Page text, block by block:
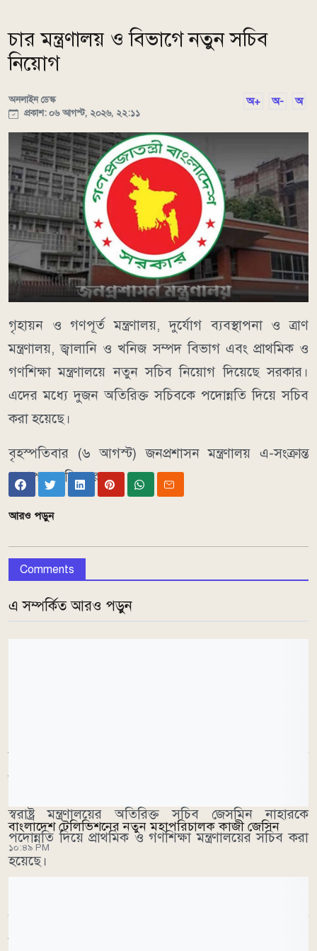
চার মন্ত্রণালয় ও বিভাগে নতুন সচিব
নিয়োগ
অনলাইন ডেস্ক
প্রকাশ: ০৬ আগস্ট, ২০২৬, ২২:১১
অ+ অ- অ
গৃহায়ন ও গণপূর্ত মন্ত্রণালয়, দুর্যোগ ব্যবস্থাপনা ও ত্রাণ
মন্ত্রণালয়, জ্বালানি ও খনিজ সম্পদ বিভাগ এবং প্রাথমিক ও
গণশিক্ষা মন্ত্রণালয়ে নতুন সচিব নিয়োগ দিয়েছে সরকার।
এদের মধ্যে দুজন অতিরিক্ত সচিবকে পদোন্নতি দিয়ে সচিব
করা হয়েছে।
বৃহস্পতিবার (৬ আগস্ট) জনপ্রশাসন মন্ত্রণালয় এ-সংক্রান্ত
প্রজ্ঞাপন জারি করে।
স্বরাষ্ট্র মন্ত্রণালয়ের অতিরিক্ত সচিব জেসমিন নাহারকে
পদোন্নতি দিয়ে প্রাথমিক ও গণশিক্ষা মন্ত্রণালয়ের সচিব করা
হয়েছে।
আরও পড়ুন
Comments
এ সম্পর্কিত আরও পড়ুন
বাংলাদেশ টেলিভিশনের নতুন মহাপরিচালক কাজী জেসিন
১০:৪৯ PM